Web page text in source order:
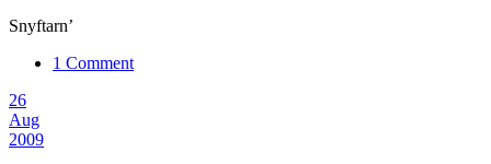
Snyftarn’
1 Comment
26
Aug
2009